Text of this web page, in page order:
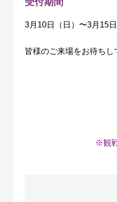
3月10日（日）〜3月15
皆様のご来場をお待ちし
※観